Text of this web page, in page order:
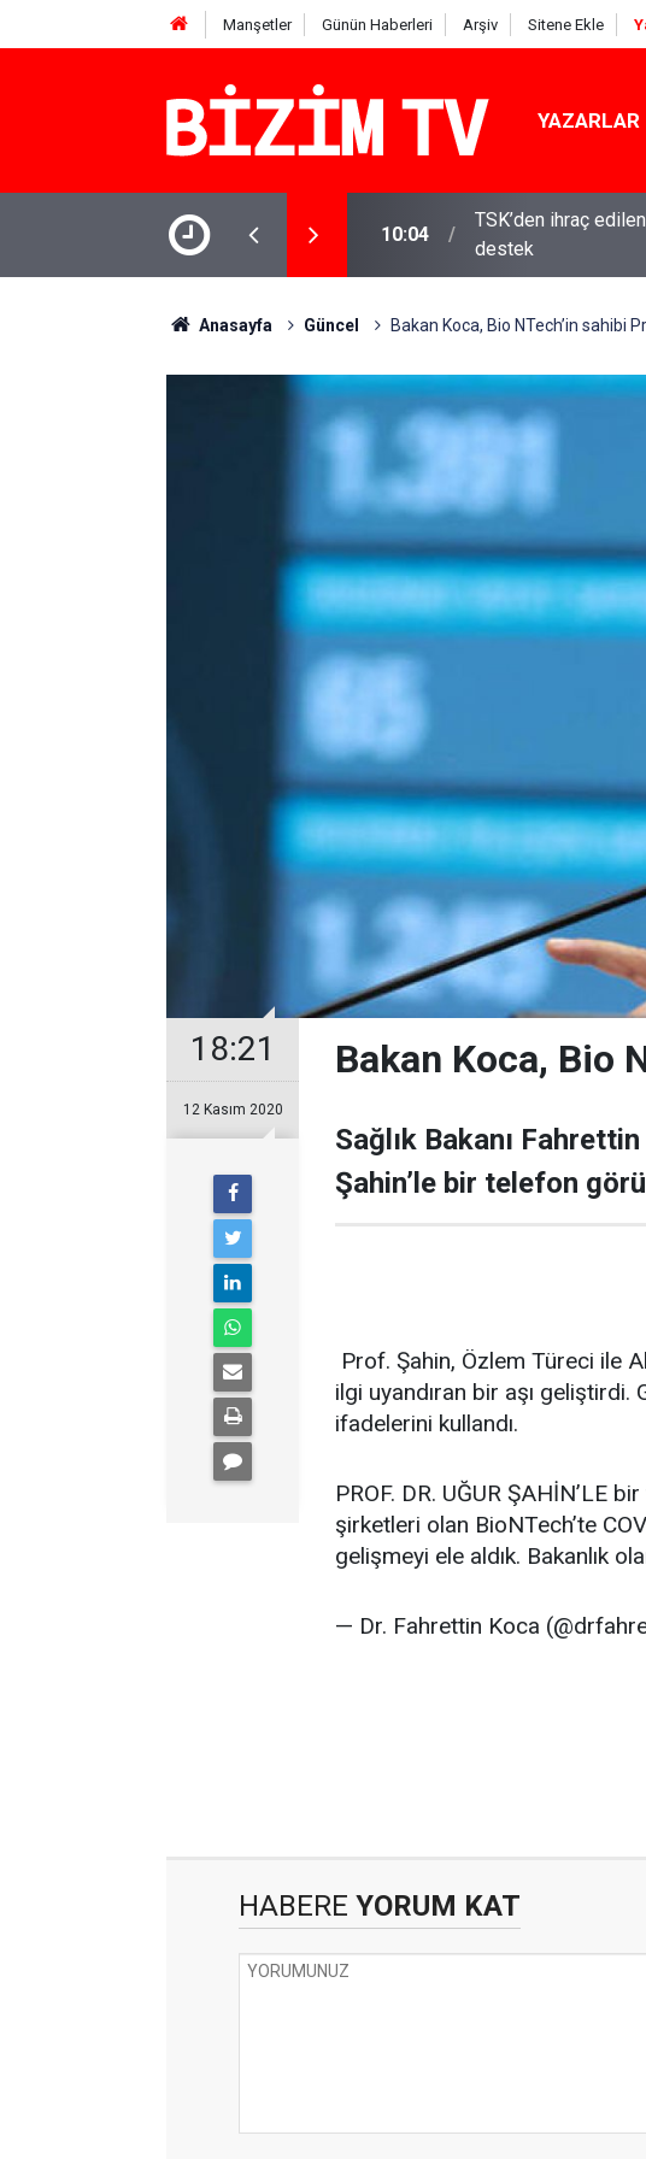
Manşetler Günün Haberleri Arşiv Sitene Ekle
YAZARLAR
10:04
TSK’den ihraç
destek
10:02
Anasayfa Güncel Bakan Koca, Bio NTech’in sahibi
18:21
12 Kasım 2020
Bakan Koca, Bio
Sağlık Bakanı
Şahin’le bir telefon
Prof. Şahin, Özlem Türeci ile
ilgi uyandıran bir aşı geliştirdi.
ifadelerini kullandı.
PROF. DR. UĞUR ŞAHİN’LE
şirketleri olan BioNTech’te
gelişmeyi ele aldık. Bakanlık
— Dr. Fahrettin Koca
HABERE YORUM KAT